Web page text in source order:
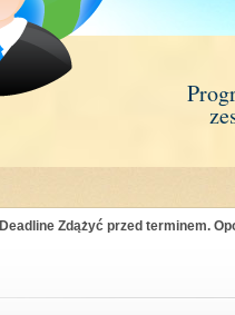
Deadline Zdążyć przed terminem.